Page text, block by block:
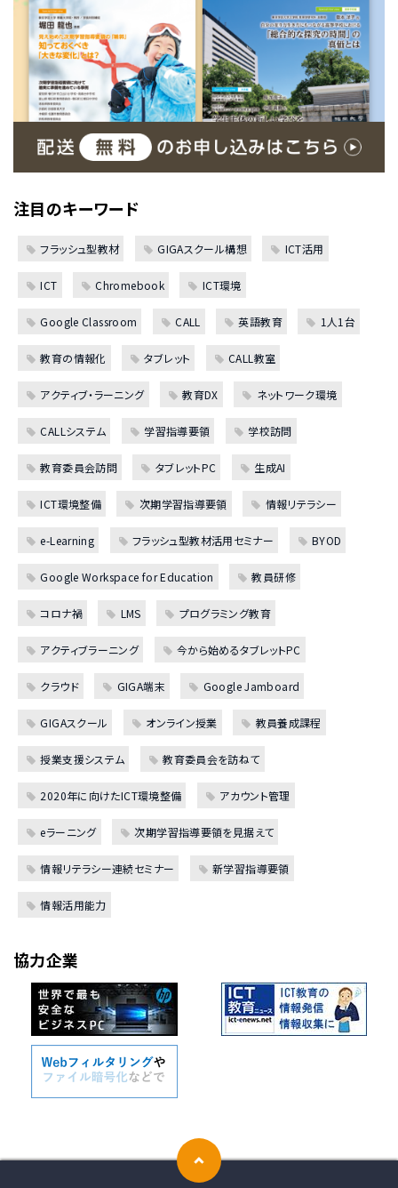
注目のキーワード
フラッシュ型教材 GIGAスクール構想 ICT活用
ICT Chromebook ICT環境
Google Classroom CALL 英語教育 1人1台
教育の情報化 タブレット CALL教室
アクティブ・ラーニング 教育DX ネットワーク環境
CALLシステム 学習指導要領 学校訪問
教育委員会訪問 タブレットPC 生成AI
ICT環境整備 次期学習指導要領 情報リテラシー
e-Learning フラッシュ型教材活用セミナー BYOD
Google Workspace for Education 教員研修
コロナ禍 LMS プログラミング教育
アクティブラーニング 今から始めるタブレットPC
クラウド GIGA端末 Google Jamboard
GIGAスクール オンライン授業 教員養成課程
授業支援システム 教育委員会を訪ねて
2020年に向けたICT環境整備 アカウント管理
eラーニング 次期学習指導要領を見据えて
情報リテラシー連続セミナー 新学習指導要領
情報活用能力
協力企業